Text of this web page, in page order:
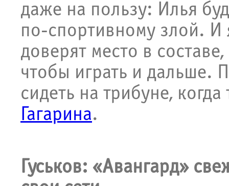
даже на пользу: Илья
по-спортивному злой. И
доверят место в
чтобы играть и дальше.
сидеть на трибуне,
Гагарина.
Гуськов: «Авангард»